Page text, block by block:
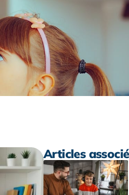
Articles